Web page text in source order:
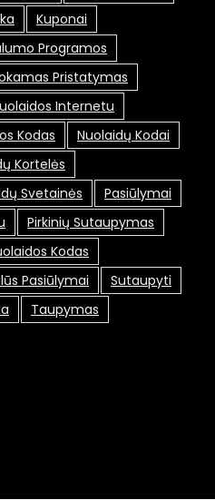
Kuponai
Programos
Pristatymas
Internetu
Kodas
Nuolaidų Kodai
Kortelės
Svetainės
Pasiūlymai
Pirkinių Sutaupymas
Kodas
Pasiūlymai
Sutaupyti
Taupymas